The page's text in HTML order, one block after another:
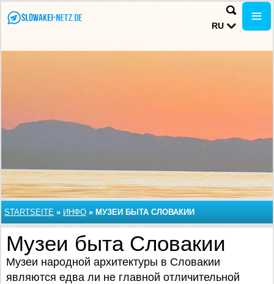
RU
STARTSEITE » ИНФО » МУЗЕИ БЫТА СЛОВАКИИ
Музеи быта Словакии
Музеи народной архитектуры в Словакии
являются едва ли не главной отличительной